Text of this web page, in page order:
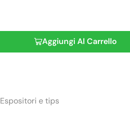
Aggiungi Al Carrello
Espositori e tips